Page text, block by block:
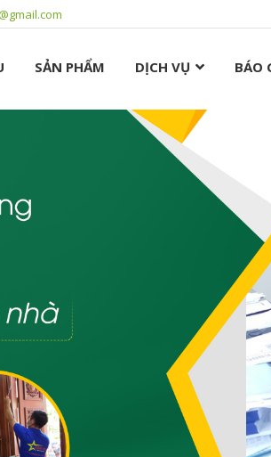
SẢN PHẨM DỊCH VỤ BÁO